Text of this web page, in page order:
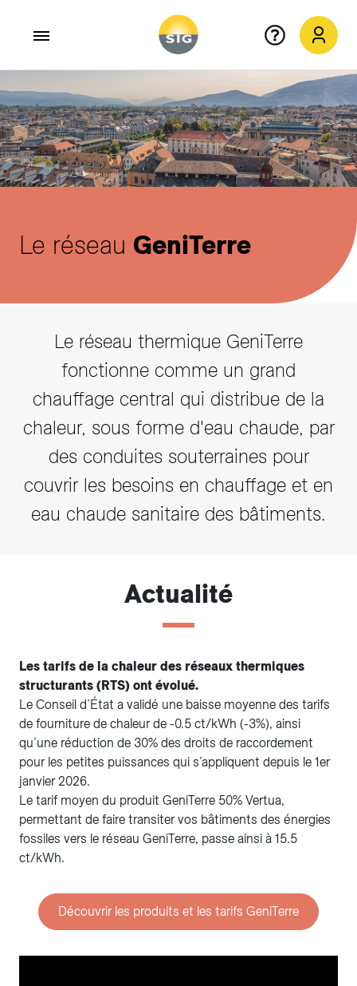
Aller au contenu principal
Le réseau GeniTerre
Le réseau thermique GeniTerre
fonctionne comme un grand
chauffage central qui distribue de la
chaleur, sous forme d'eau chaude, par
des conduites souterraines pour
couvrir les besoins en chauffage et en
eau chaude sanitaire des bâtiments.
Actualité
Les tarifs de la chaleur des réseaux thermiques
structurants (RTS) ont évolué.
Le Conseil d’État a validé une baisse moyenne des tarifs
de fourniture de chaleur de -0.5 ct/kWh (-3%), ainsi
qu’une réduction de 30% des droits de raccordement
pour les petites puissances qui s’appliquent depuis le 1er
janvier 2026.
Le tarif moyen du produit GeniTerre 50% Vertua,
permettant de faire transiter vos bâtiments des énergies
fossiles vers le réseau GeniTerre, passe ainsi à 15.5
ct/kWh.
Découvrir les produits et les tarifs GeniTerre